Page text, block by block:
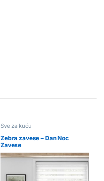
Sve za kuću
Zebra zavese – Dan Noc
Zavese